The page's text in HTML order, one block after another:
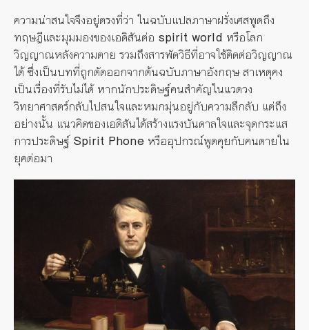
ความน่าสนใจจึงอยู่ตรงที่ว่า ในฉบับแปลภาษาฝรั่งเศสพูดถึง
ทฤษฎีและมุมมองของเอดิสันต่อ spirit world หรือโลก
วิญญาณหลังความตาย รวมถึงสารพัดวิธีที่อาจใช้ติดต่อวิญญาณ
ได้ ซึ่งเป็นบทที่ถูกตัดออกจากต้นฉบับภาษาอังกฤษ สาเหตุคง
เป็นเรื่องที่รับไม่ได้ หากนักประดิษฐ์คนสำคัญในแวดวง
วิทยาศาสตร์กลับไปสนใจและหมกมุ่นอยู่กับความลึกลับ แต่ถึง
อย่างนั้น แนวคิดของเอดิสันได้สร้างแรงบันดาลใจและจุดกระแส
การประดิษฐ์Spirit Phone หรืออุปกรณ์พูดคุยกับคนตายใน
ยุคต่อมา